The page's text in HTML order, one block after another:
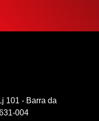
101 - Barra da
004